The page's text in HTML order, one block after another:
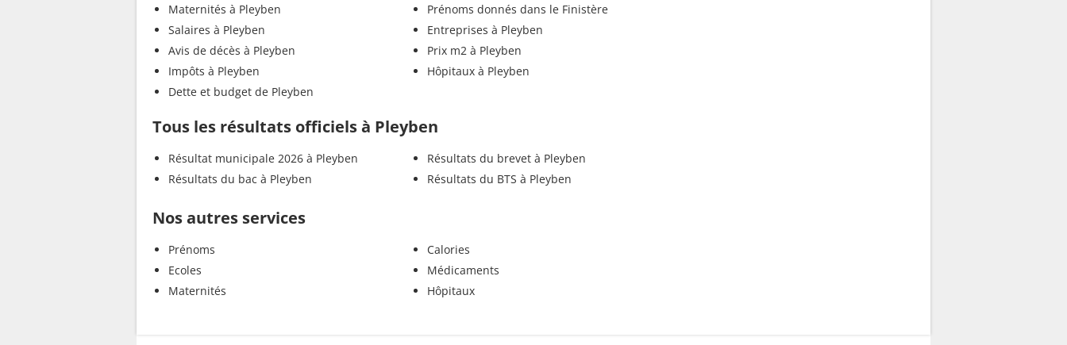
Maternités à Pleyben
Salaires à Pleyben
Avis de décès à Pleyben
Impôts à Pleyben
Dette et budget de Pleyben
Prénoms donnés dans le Finistère
Entreprises à Pleyben
Prix m2 à Pleyben
Hôpitaux à Pleyben
Tous les résultats officiels à Pleyben
Résultat municipale 2026 à Pleyben
Résultats du bac à Pleyben
Résultats du brevet à Pleyben
Résultats du BTS à Pleyben
Nos autres services
Prénoms
Ecoles
Maternités
Calories
Médicaments
Hôpitaux